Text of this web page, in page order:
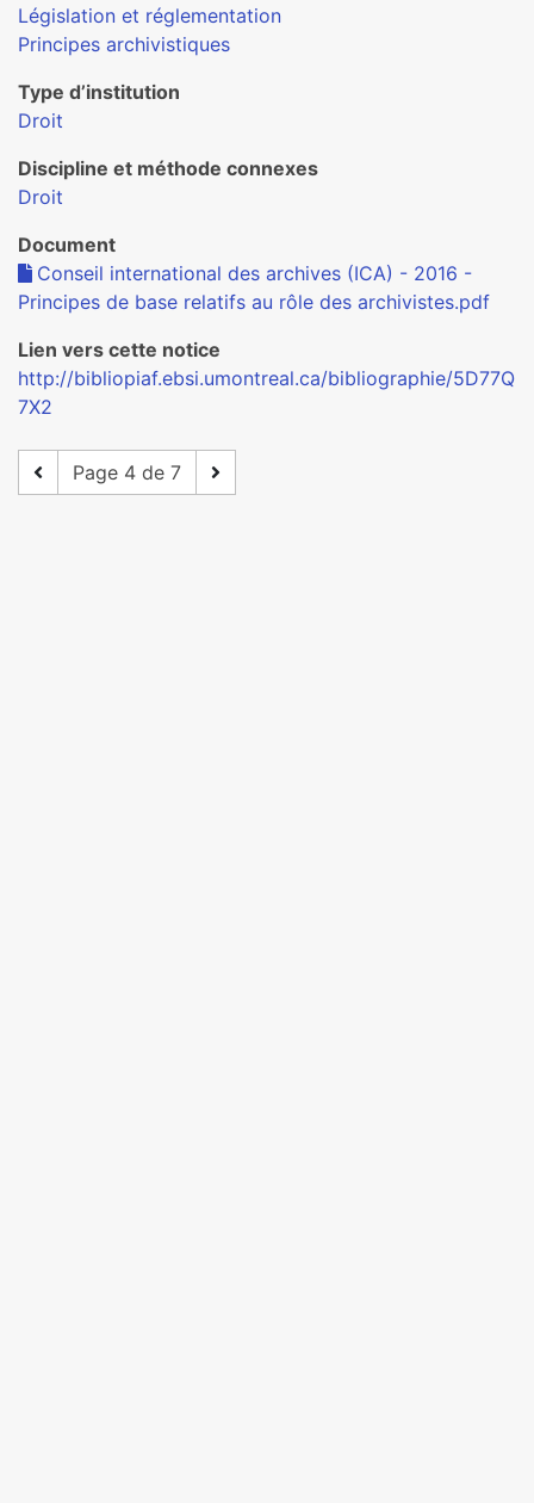
Législation et réglementation
Principes archivistiques
Type d’institution
Droit
Discipline et méthode connexes
Droit
Document
Conseil international des archives (ICA) - 2016 -
Principes de base relatifs au rôle des archivistes.pdf
Lien vers cette notice
http://bibliopiaf.ebsi.umontreal.ca/bibliographie/5D77Q
7X2
Page 4 de 7